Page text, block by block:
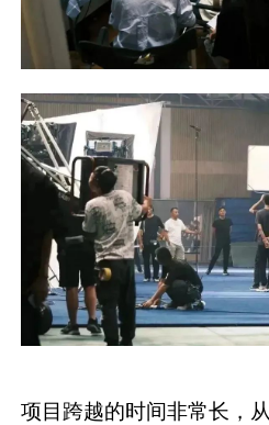
项目跨越的时间非常长，